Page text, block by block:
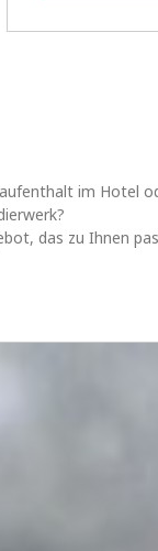
im Hotel
das zu Ihnen